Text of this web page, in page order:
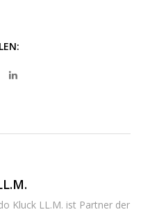
Kluck LL.M. ist Partner der